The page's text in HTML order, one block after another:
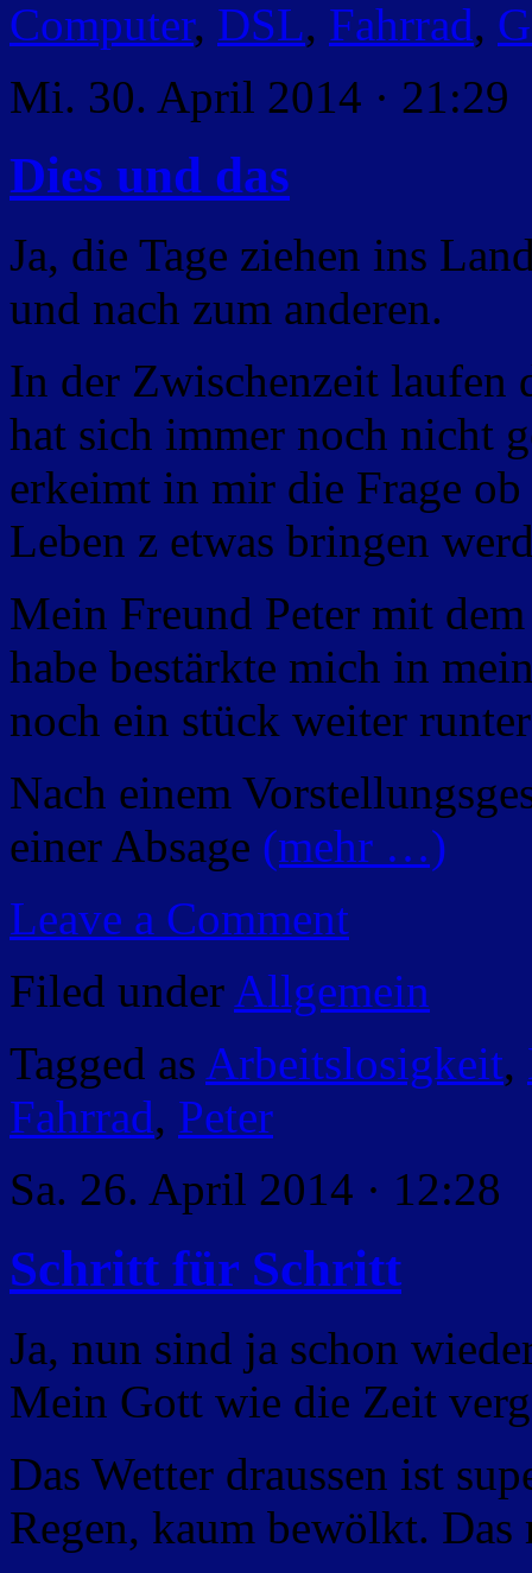
Computer, DSL, Fahrrad,
Mi. 30. April 2014 · 21:29
Dies und das
Ja, die Tage ziehen ins
und nach zum anderen.
In der Zwischenzeit laufen
hat sich immer noch nicht
erkeimt in mir die Frage
Leben z etwas bringen
Mein Freund Peter mit
habe bestärkte mich in
noch ein stück weiter
Nach einem
einer Absage (mehr …)
Leave a Comment
Filed under Allgemein
Tagged as Arbeitslosigkeit,
Fahrrad, Peter
Sa. 26. April 2014 · 12:28
Schritt für Schritt
Ja, nun sind ja schon
Mein Gott wie die Zeit
Das Wetter draussen ist
Regen, kaum bewölkt.